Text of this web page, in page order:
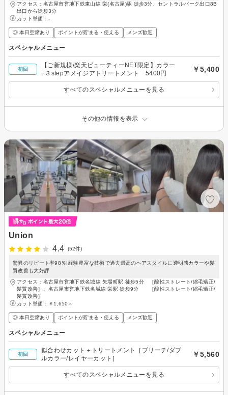
アクセス：名古屋市営地下鉄東山線 栄(名古屋)駅 徒歩3分、セントラルパーク出口8B
出口から徒歩3分
カット単価： -
◎ 本日空席あり ポイントが貯まる・使える メンズ歓迎
スペシャルメニュー
初回
【ご新規様/楽天ビューティーNET限定】カラー
+３stepアメイジアトリートメント 5400円
￥5,400
すべてのスペシャルメニューを見る
その他の情報を表示
Union
4.4
(52件)
驚異のリピート率98％!経験豊富な技術で過去最高のヘアスタイルに透明感カラーや髪
質改善も大好評
アクセス：名古屋市営地下鉄名城線 矢場町駅 徒歩5分 ［酸性ストレート/縮毛矯正/
髪質改善］、名古屋市営地下鉄名城線 栄駅 徒歩9分 ［酸性ストレート/縮毛矯正/
髪質改善］
カット単価： ￥1,650～
◎ 本日空席あり ポイントが貯まる・使える メンズ歓迎
スペシャルメニュー
初回
似合わせカット＋トリートメント［ブリーチ/ダブ
ルカラー/レイヤーカット］
￥5,560
すべてのスペシャルメニューを見る